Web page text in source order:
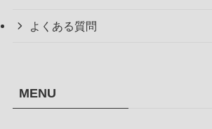
よくある質問
MENU